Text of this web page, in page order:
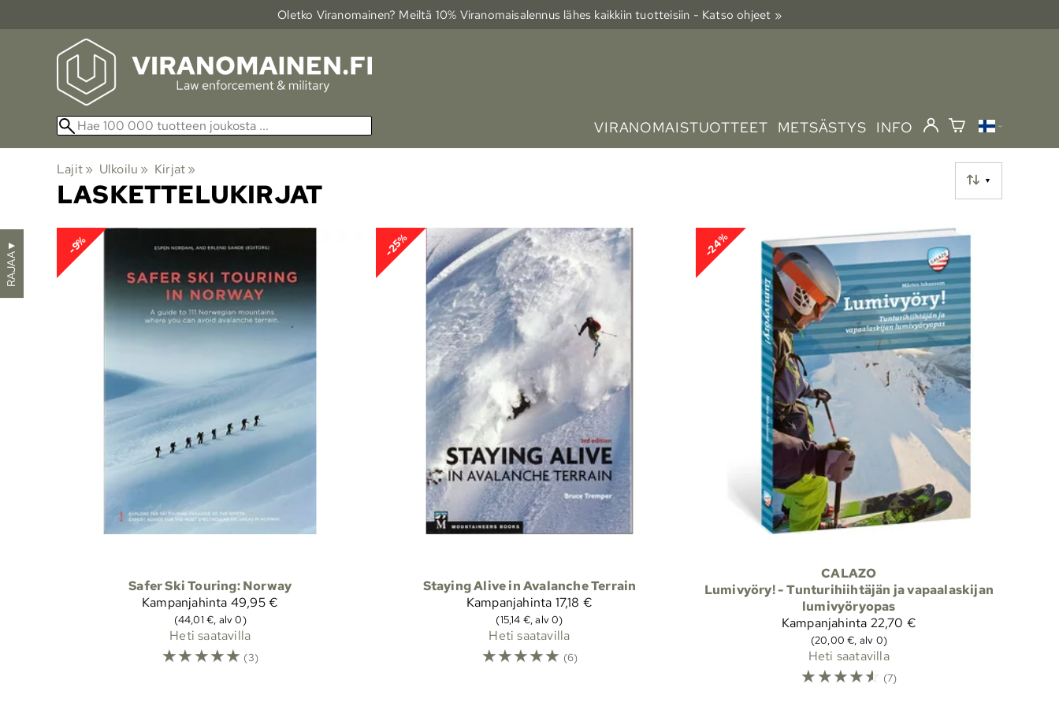
Oletko Viranomainen? Meiltä 10% Viranomais­alennus lähes kaikkiin tuotteisiin - Katso ohjeet »
VIRANOMAISTUOTTEET METSÄSTYS INFO
Lajit‪» Ulkoilu ‪» Kirjat‪»
▼
LASKETTELUKIRJAT
RAJAA
▼ -9%
Safer Ski Touring: Norway
Kampanjahinta 49,95 €
(44,01 €, alv 0)
Heti saatavilla
☆☆☆☆☆ (3)
-25%
Staying Alive in Avalanche Terrain
Kampanjahinta 17,18 €
(15,14 €, alv 0)
Heti saatavilla
☆☆☆☆☆ (6)
-24%
CALAZO
Lumivyöry! - Tunturihiihtäjän ja vapaalaskijan
lumivyöryopas
Kampanjahinta 22,70 €
(20,00 €, alv 0)
Heti saatavilla
☆☆☆☆☆ (7)